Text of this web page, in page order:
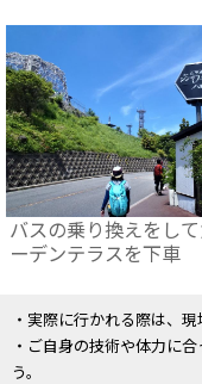
バスの乗り換えをし
ーデンテラスを下車
・実際に行かれる際は、
・ご自身の技術や体力に
う。